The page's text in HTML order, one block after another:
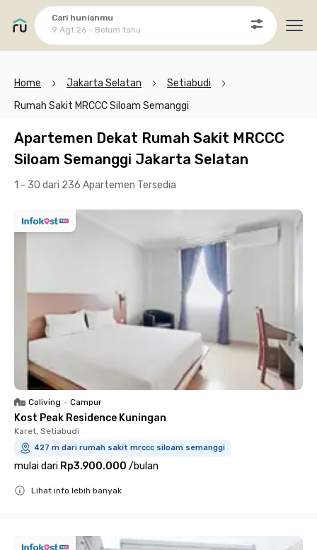
Cari hunianmu
9 Agt 26 - Belum tahu
Home Jakarta Selatan
Setiabudi
Rumah Sakit MRCCC Siloam Semanggi
Apartemen Dekat Rumah Sakit MRCCC
Siloam Semanggi Jakarta Selatan
1 - 30 dari 236 Apartemen Tersedia
Coliving • Campur
Kost Peak Residence Kuningan
Karet, Setiabudi
427 m dari rumah sakit mrccc siloam semanggi
mulai dari Rp3.900.000 /bulan
Lihat info lebih banyak